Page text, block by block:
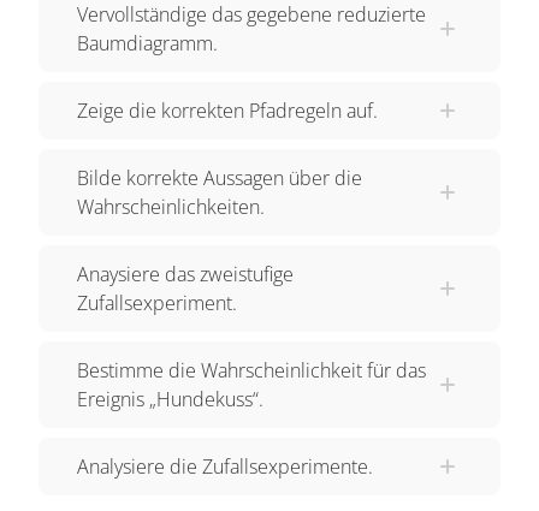
unterschiedlichen Kugeln entsprechen den drei
möglichen Ausgängen vom Spiel, nämlich
Urne entspricht dabei dem Spiel mit ungewissem
entspricht zwei Runden Schere-Stein-Papier.
Und "mit Zurücklegen" heißt, dass jeder Spieler
oder unentschieden spielen kann. Nun erstellen
wir für unser Zufallsexperiment ein
entweder gewinnen, verlieren oder Gleichstand
erzielen - dafür wird jeweils ein Pfad gezeichnet.
Wahrscheinlichkeit von einem Drittel ein. Niklas
Vervollständige das gegebene reduzierte
Baumdiagramm.
Zeige die korrekten Pfadregeln auf.
Bilde korrekte Aussagen über die
Wahrscheinlichkeiten.
Anaysiere das zweistufige
Zufallsexperiment.
Bestimme die Wahrscheinlichkeit für das
Ereignis „Hundekuss“.
Analysiere die Zufallsexperimente.